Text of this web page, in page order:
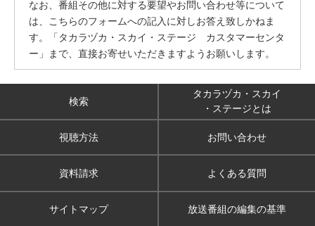
なお、番組その他に対する要望やお問い合わせ等について
は、こちらのフォームへの記入に対しお答え致しかねま
す。「タカラヅカ・スカイ・ステージ カスタマーセンタ
ー」まで、直接お寄せいただきますようお願いします。
検索
タカラヅカ・スカイ
・ステージとは
視聴方法 お問い合わせ
資料請求 よくある質問
サイトマップ 放送番組の編集の基準